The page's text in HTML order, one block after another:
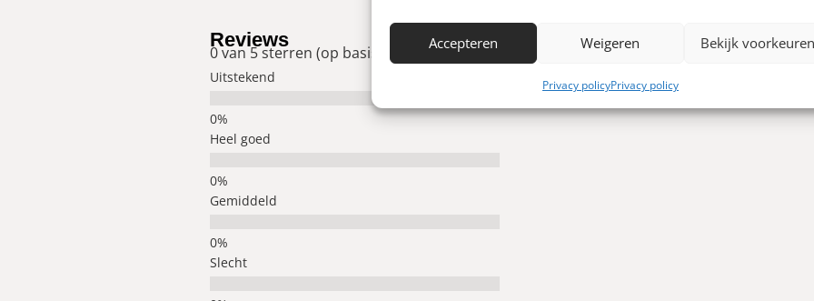
Accepteren Weigeren Bekijk voorkeuren
Privacy policyPrivacy policy
Reviews
0 van 5 sterren (op basis van 0 reviews)
Uitstekend
Heel goed
Gemiddeld
Slecht
Schrijf een review